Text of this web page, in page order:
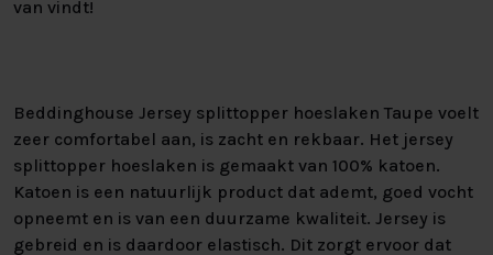
van vindt!
Beddinghouse Jersey splittopper hoeslaken Taupe voelt
zeer comfortabel aan, is zacht en rekbaar. Het jersey
splittopper hoeslaken is gemaakt van 100% katoen.
Katoen is een natuurlijk product dat ademt, goed vocht
opneemt en is van een duurzame kwaliteit. Jersey is
gebreid en is daardoor elastisch. Dit zorgt ervoor dat